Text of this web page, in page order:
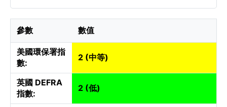
參數 數值
美國環保署指
數:
2 (中等)
英國 DEFRA
指數:
2 (低)